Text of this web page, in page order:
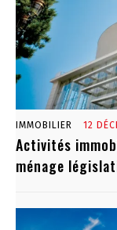
IMMOBILIER 12
Activités
ménage